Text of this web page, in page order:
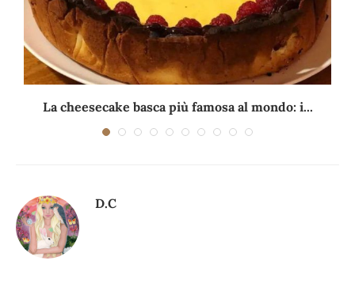
La cheesecake basca più famosa al mondo: i...
D.C